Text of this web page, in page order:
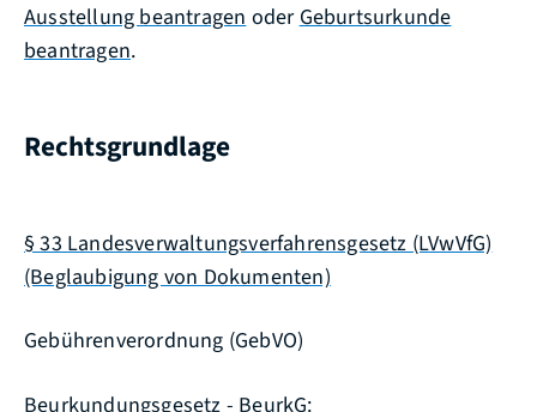
Ausstellung beantragen oder Geburtsurkunde
beantragen.
Rechtsgrundlage
§ 33 Landesverwaltungsverfahrensgesetz (LVwVfG)
(Beglaubigung von Dokumenten)
Gebührenverordnung (GebVO)
Beurkundungsgesetz - BeurkG: